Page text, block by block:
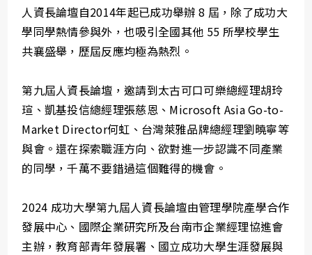
人資長論壇自2014年起已成功舉辦 8 屆，除了成功大
學同學熱情參與外，也吸引全國其他 55 所學校學生
共襄盛舉，歷屆反應均極為熱烈。
第九屆人資長論壇，邀請到太古可口可樂總經理胡玲
瑄、凱基投信總經理張慈恩、Microsoft Asia Go-to-
Market Director何虹、台灣萊雅品牌總經理劉曉寧等
與會。還在探索職涯方向、欲對進一步認識不同產業
的同學，千萬不要錯過這個難得的機會。
2024 成功大學第九屆人資長論壇由管理學院產學合作
發展中心、國際企業研究所及台南市企業經理協進會
主辦，教育部青年發展署、國立成功大學生涯發展與